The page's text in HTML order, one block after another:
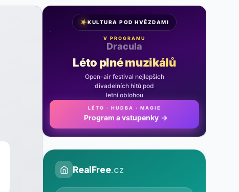
★KULTURA POD HVĚZDAMI
V PROGRAMU
Noc na Karlštejně
Léto plné muzikálů
Open-air festival nejlepších
divadelních hitů pod
letní oblohou
LÉTO · HUDBA · MAGIE
Program a vstupenky →
RealFree.cz